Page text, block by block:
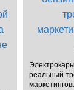
реальный